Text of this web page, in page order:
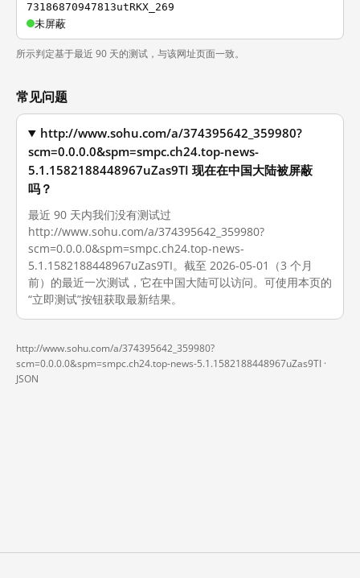
73186870947813utRKX_269
未屏蔽
所示判定基于最近 90 天的测试，与该网址页面一致。
常见问题
http://www.sohu.com/a/374395642_359980?
scm=0.0.0.0&spm=smpc.ch24.top-news-
5.1.1582188448967uZas9TI 现在在中国大陆被屏蔽
吗？
最近 90 天内我们没有测试过
http://www.sohu.com/a/374395642_359980?
scm=0.0.0.0&spm=smpc.ch24.top-news-
5.1.1582188448967uZas9TI。截至 2026-05-01（3 个月
前）的最近一次测试，它在中国大陆可以访问。可使用本页的
“立即测试”按钮获取最新结果。
http://www.sohu.com/a/374395642_359980?
scm=0.0.0.0&spm=smpc.ch24.top-news-5.1.1582188448967uZas9TI ·
JSON